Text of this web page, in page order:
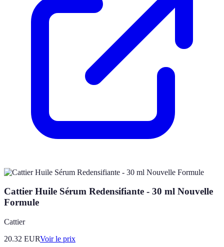
Cattier Huile Sérum Redensifiante - 30 ml Nouvelle
Formule
Cattier
20.32 EURVoir le prix